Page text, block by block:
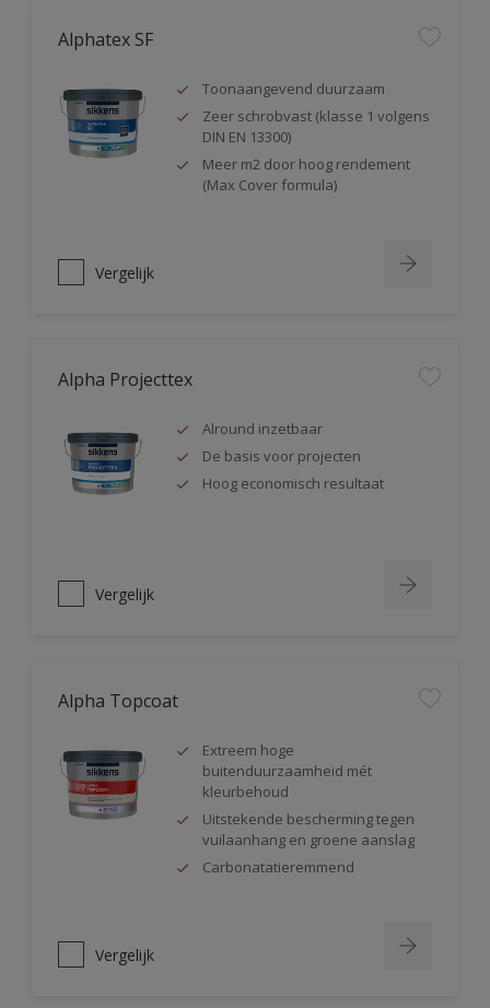
Alphatex SF
Toonaangevend duurzaam
Zeer schrobvast (klasse 1 volgens
DIN EN 13300)
Meer m2 door hoog rendement
(Max Cover formula)
Vergelijk
Alpha Projecttex
Alround inzetbaar
De basis voor projecten
Hoog economisch resultaat
Vergelijk
Alpha Topcoat
Extreem hoge
buitenduurzaamheid mét
kleurbehoud
Uitstekende bescherming tegen
vuilaanhang en groene aanslag
Carbonatatieremmend
Vergelijk